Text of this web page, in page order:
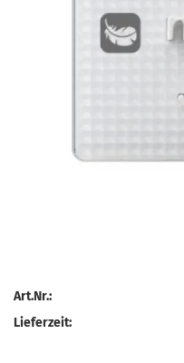
Art.Nr.:
Lieferzeit: